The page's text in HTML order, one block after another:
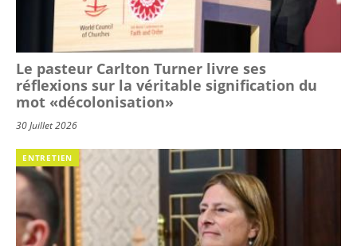
Le pasteur Carlton Turner livre ses
réflexions sur la véritable signification du
mot «décolonisation»
30 Juillet 2026
ENTRETIEN